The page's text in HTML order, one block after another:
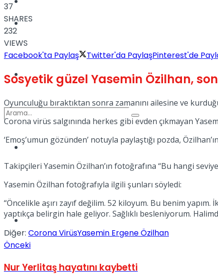
Dünya
Türkiye
Müzik
Podcast
37
SHARES
232
VIEWS
Facebook'ta Paylaş
Twitter'da PaylaşPinterest'de
Sosyetik güzel Yasemin Özilhan,
Oyunculuğu bıraktıktan sonra zamanını ailesine ve
Corona virüs salgınında herkes gibi evden çıkmayan
‘Emoş’umun gözünden’ notuyla paylaştığı pozda,
Takipçileri Yasemin Özilhan’ın fotoğrafına “Bu hangi
Yasemin Özilhan fotoğrafıyla ilgili şunları söyledi:
“Öncelikle aşırı zayıf değilim. 52 kiloyum. Bu benim
yaptıkça belirgin hale geliyor. Sağlıklı besleniyorum.
Diğer: Corona VirüsYasemin Ergene Özilhan
Önceki
Nur Yerlitaş hayatını kaybetti